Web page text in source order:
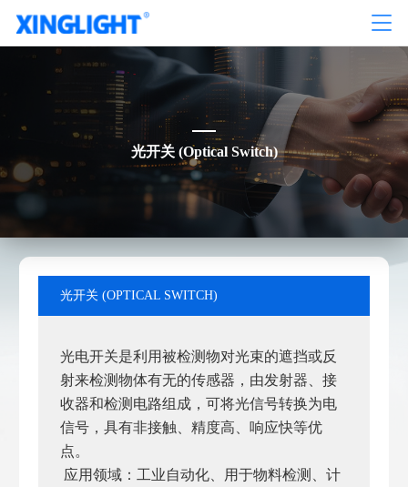
光开关 (Optical Switch)
光开关 (OPTICAL SWITCH)
光电开关是利用被检测物对光束的遮挡或反
射来检测物体有无的传感器，由发射器、接
收器和检测电路组成，可将光信号转换为电
信号，具有非接触、精度高、响应快等优
点。
应用领域： 工业自动化、 用于物料检测、计